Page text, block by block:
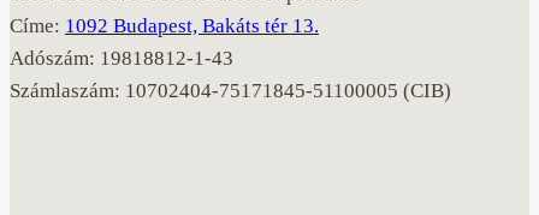
Címe: 1092 Budapest, Bakáts tér 13.
Adószám: 19818812-1-43
Számlaszám: 10702404-75171845-51100005 (CIB)